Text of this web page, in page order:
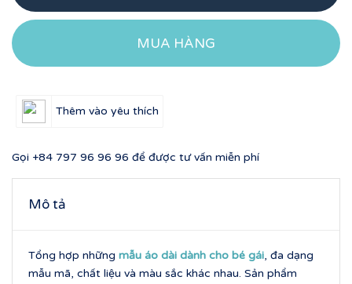
MUA HÀNG
Thêm vào yêu thích
Gọi +84 797 96 96 96 để được tư vấn miễn phí
Mô tả
Tổng hợp những mẫu áo dài dành cho bé gái, đa dạng
mẫu mã, chất liệu và màu sắc khác nhau. Sản phẩm